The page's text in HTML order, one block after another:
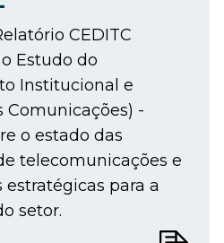
CEDITC
Estudo do
Institucional e
Comunicações) -
o estado das
telecomunicações e
para a
setor.